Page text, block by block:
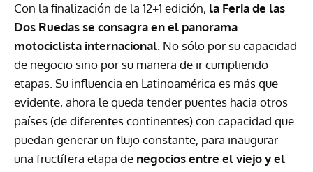
Con la finalización de la 12+1 edición, la Feria de las
Dos Ruedas se consagra en el panorama
motociclista internacional. No sólo por su capacidad
de negocio sino por su manera de ir cumpliendo
etapas. Su influencia en Latinoamérica es más que
evidente, ahora le queda tender puentes hacia otros
países (de diferentes continentes) con capacidad que
puedan generar un flujo constante, para inaugurar
una fructífera etapa de negocios entre el viejo y el